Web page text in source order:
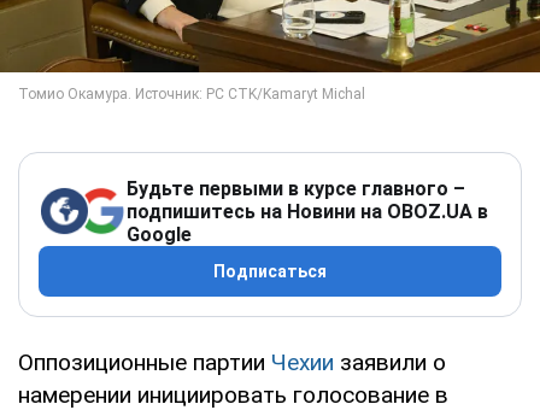
Будьте первыми в курсе главного –
подпишитесь на Новини на OBOZ.UA в
Google
Подписаться
Оппозиционные партии Чехии заявили о
намерении инициировать голосование в